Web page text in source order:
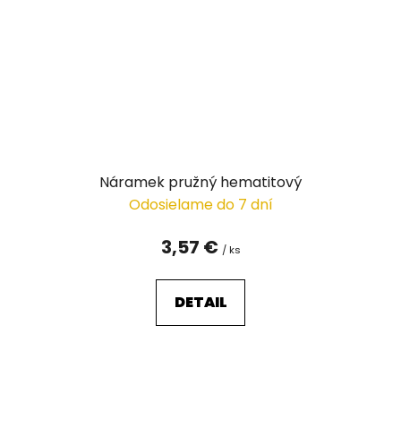
Náramek pružný hematitový
Odosielame do 7 dní
3,57 € / ks
DETAIL